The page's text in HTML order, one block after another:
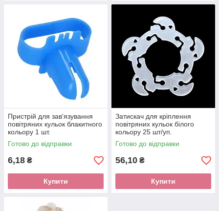
Пристрій для зав'язування
повітряних кульок блакитного
кольору 1 шт.
Готово до відправки
6,18 ₴
Купити
Затискач для кріплення
повітряних кульок білого
кольору 25 шт/уп.
Готово до відправки
56,10 ₴
Купити